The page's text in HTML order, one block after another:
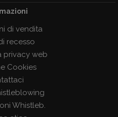
di vendita
recesso
privacy web
Cookies
Whistleb.